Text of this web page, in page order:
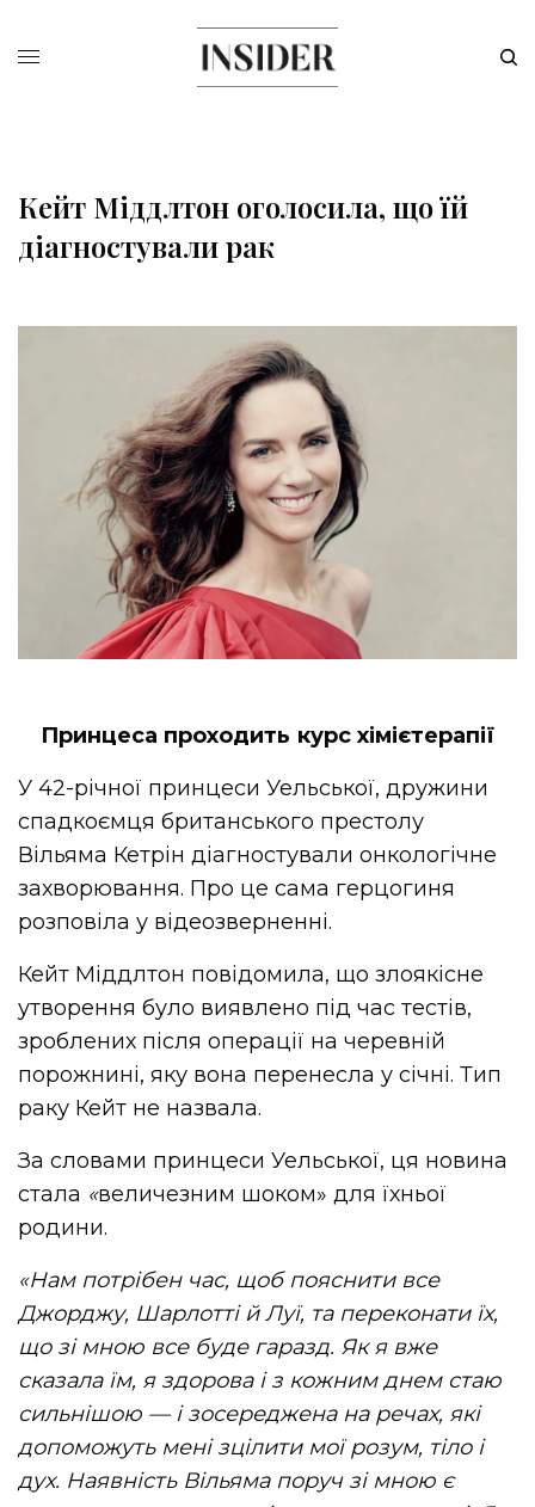
Кейт Міддлтон оголосила, що їй
діагностували рак
Принцеса проходить курс хімієтерапії
У 42-річної принцеси Уельської, дружини
спадкоємця британського престолу
Вільяма Кетрін діагностували онкологічне
захворювання. Про це сама герцогиня
розповіла у відеозверненні.
Кейт Міддлтон повідомила, що злоякісне
утворення було виявлено під час тестів,
зроблених після операції на черевній
порожнині, яку вона перенесла у січні. Тип
раку Кейт не назвала.
За словами принцеси Уельської, ця новина
стала «величезним шоком» для їхньої
родини.
«Нам потрібен час, щоб пояснити все
Джорджу, Шарлотті й Луї, та переконати їх,
що зі мною все буде гаразд. Як я вже
сказала їм, я здорова і з кожним днем стаю
сильнішою — і зосереджена на речах, які
допоможуть мені зцілити мої розум, тіло і
дух. Наявність Вільяма поруч зі мною є